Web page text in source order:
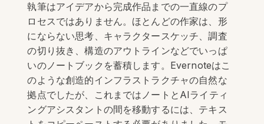
執筆はアイデアから完成作品までの一直線のプ
ロセスではありません。ほとんどの作家は、形
にならない思考、キャラクタースケッチ、調査
の切り抜き、構造のアウトラインなどでいっぱ
いのノートブックを蓄積します。Evernoteはこ
のような創造的インフラストラクチャの自然な
拠点でしたが、これまではノートとAIライティ
ングアシスタントの間を移動するには、テキス